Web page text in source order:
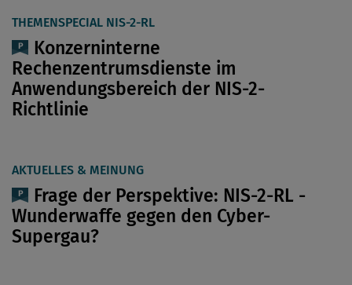
THEMENSPECIAL NIS-2-RL
Konzerninterne
Rechenzentrumsdienste im
Anwendungsbereich der NIS-2-
Richtlinie
AKTUELLES & MEINUNG
Frage der Perspektive: NIS-2-RL -
Wunderwaffe gegen den Cyber-
Supergau?